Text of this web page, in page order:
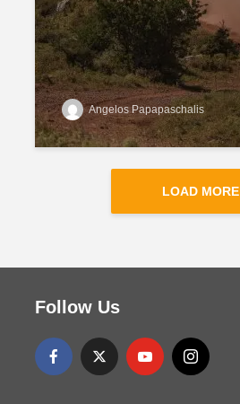
Angelos Papapaschalis
LOAD MORE
Follow Us